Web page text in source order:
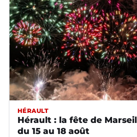
HÉRAULT
Hérault : la fête de
du 15 au 18 août